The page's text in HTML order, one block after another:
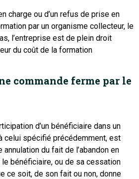
charge ou d’un refus de prise en
par un organisme collecteur, le
l’entreprise est de plein droit
du coût de la formation
commande ferme par le
d’un bénéficiaire dans un
celui spécifié précédemment, est
annulation du fait de l’abandon en
bénéficiaire, ou de sa cessation
ce soit, de son fait ou non, donne